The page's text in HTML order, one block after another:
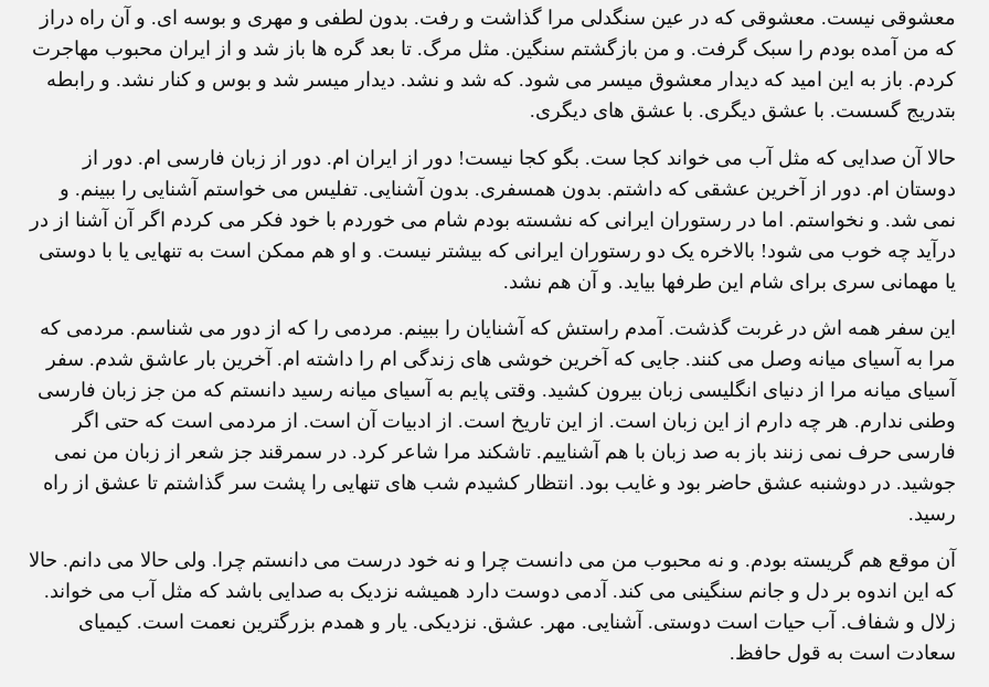
معشوقی نیست. معشوقی که در عین سنگدلی مرا گذاشت و رفت. بدون لطفی و مهری و بوسه ای. و آن راه دراز
که من آمده بودم را سبک گرفت. و من بازگشتم سنگین. مثل مرگ. تا بعد گره ها باز شد و از ایران محبوب مهاجرت
کردم. باز به این امید که دیدار معشوق میسر می شود. که شد و نشد. دیدار میسر شد و بوس و کنار نشد. و رابطه
بتدریج گسست. با عشق دیگری. با عشق های دیگری.
حالا آن صدایی که مثل آب می خواند کجا ست. بگو کجا نیست! دور از ایران ام. دور از زبان فارسی ام. دور از
دوستان ام. دور از آخرین عشقی که داشتم. بدون همسفری. بدون آشنایی. تفلیس می خواستم آشنایی را ببینم. و
نمی شد. و نخواستم. اما در رستوران ایرانی که نشسته بودم شام می خوردم با خود فکر می کردم اگر آن آشنا از در
درآید چه خوب می شود! بالاخره یک دو رستوران ایرانی که بیشتر نیست. و او هم ممکن است به تنهایی یا با دوستی
یا مهمانی سری برای شام این طرفها بیاید. و آن هم نشد.
این سفر همه اش در غربت گذشت. آمدم راستش که آشنایان را ببینم. مردمی را که از دور می شناسم. مردمی که
مرا به آسیای میانه وصل می کنند. جایی که آخرین خوشی های زندگی ام را داشته ام. آخرین بار عاشق شدم. سفر
آسیای میانه مرا از دنیای انگلیسی زبان بیرون کشید. وقتی پایم به آسیای میانه رسید دانستم که من جز زبان فارسی
وطنی ندارم. هر چه دارم از این زبان است. از این تاریخ است. از ادبیات آن است. از مردمی است که حتی اگر
فارسی حرف نمی زنند باز به صد زبان با هم آشناییم. تاشکند مرا شاعر کرد. در سمرقند جز شعر از زبان من نمی
جوشید. در دوشنبه عشق حاضر بود و غایب بود. انتظار کشیدم شب های تنهایی را پشت سر گذاشتم تا عشق از راه
رسید.
آن موقع هم گریسته بودم. و نه محبوب من می دانست چرا و نه خود درست می دانستم چرا. ولی حالا می دانم. حالا
که این اندوه بر دل و جانم سنگینی می کند. آدمی دوست دارد همیشه نزدیک به صدایی باشد که مثل آب می خواند.
زلال و شفاف. آب حیات است دوستی. آشنایی. مهر. عشق. نزدیکی. یار و همدم بزرگترین نعمت است. کیمیای
سعادت است به قول حافظ.